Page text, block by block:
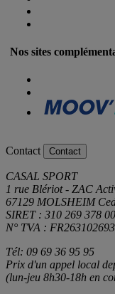
Nos sites
Contact Contact
CASAL SPORT
1 rue Blériot - ZAC
67129 MOLSHEIM
SIRET : 310 269 378
N° TVA :
Tél: 09 69 36 95 95
Prix d'un appel local
(lun-jeu 8h30-18h en